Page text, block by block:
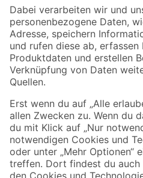
Zahlungsarten
Sicher einkaufen
Jetzt die toom-App